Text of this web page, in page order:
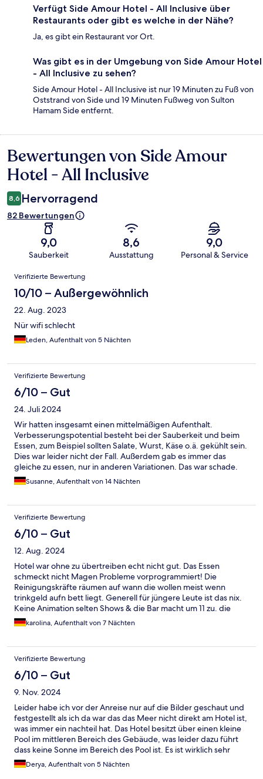
Verfügt Side Amour Hotel - All Inclusive über
Restaurants oder gibt es welche in der Nähe?
Ja, es gibt ein Restaurant vor Ort.
Was gibt es in der Umgebung von Side Amour Hotel
- All Inclusive zu sehen?
Side Amour Hotel - All Inclusive ist nur 19 Minuten zu Fuß von
Oststrand von Side und 19 Minuten Fußweg von Sulton
Hamam Side entfernt.
Bewertungen
Bewertungen von Side Amour
Hotel - All Inclusive
8,6 Hervorragend
82 Bewertungen
9,0
Sauberkeit
8,6
Ausstattung
9,0
Personal & Service
Bewertungen
Verifizierte Bewertung
10/10 – Außergewöhnlich
22. Aug. 2023
Nür wifi schlecht
Leden, Aufenthalt von 5 Nächten
Verifizierte Bewertung
6/10 – Gut
24. Juli 2024
Wir hatten insgesamt einen mittelmäßigen Aufenthalt.
Verbesserungspotential besteht bei der Sauberkeit und beim
Essen, zum Beispiel sollten Salate, Wurst, Käse o.ä. gekühlt sein.
Dies war leider nicht der Fall. Außerdem gab es immer das
gleiche zu essen, nur in anderen Variationen. Das war schade.
Die Zimmer waren ok, der Pool sauber und in Ordnung. Alle
Mitarbeiter waren super nett.
Susanne, Aufenthalt von 14 Nächten
Verifizierte Bewertung
6/10 – Gut
12. Aug. 2024
Hotel war ohne zu übertreiben echt nicht gut. Das Essen
schmeckt nicht Magen Probleme vorprogrammiert! Die
Reinigungskräfte räumen auf wann die wollen meist wenn
trinkgeld aufn bett liegt. Generell für jüngere Leute ist das nix.
Keine Animation selten Shows & die Bar macht um 11 zu. die
Büse zum Strand sind meist überfüllt insgesamt war es nicht
gut.
karolina, Aufenthalt von 7 Nächten
Verifizierte Bewertung
6/10 – Gut
9. Nov. 2024
Leider habe ich vor der Anreise nur auf die Bilder geschaut und
festgestellt als ich da war das das Meer nicht direkt am Hotel ist,
was immer ein nachteil hat. Das Hotel besitzt über einen kleine
Pool im mittleren Bereich des Gebäude, was leider dazu führt
dass keine Sonne im Bereich des Pool ist. Es ist wirklich sehr
schade, da Tags über alle Gäste vom Hotel zum Meer müssen
um Unterhaupt was von der Sonne zu haben. Die Putzfrauen
Derya, Aufenthalt von 5 Nächten